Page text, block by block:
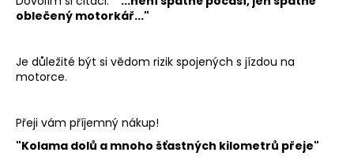
oblečený motorkář..."
Je důležité být si vědom rizik spojených s jízdou na
motorce.
Přeji vám příjemný nákup!
"Kolama dolů a mnoho šťastných kilometrů přeje"
č
u
e
m
GARIBALDI
TOURLAND